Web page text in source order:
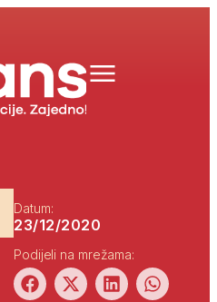
Datum:
23/12/2020
Podijeli na mrežama: